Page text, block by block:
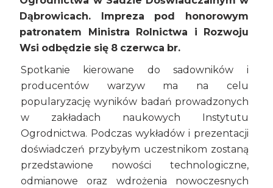
Dąbrowicach. Impreza pod honorowym
patronatem Ministra Rolnictwa i Rozwoju
Wsi odbędzie się 8 czerwca br.
Spotkanie kierowane do sadowników i
producentów warzyw ma na celu
popularyzację wyników badań prowadzonych
w zakładach naukowych Instytutu
Ogrodnictwa. Podczas wykładów i prezentacji
doświadczeń przybyłym uczestnikom zostaną
przedstawione nowości technologiczne,
odmianowe oraz wdrożenia nowoczesnych